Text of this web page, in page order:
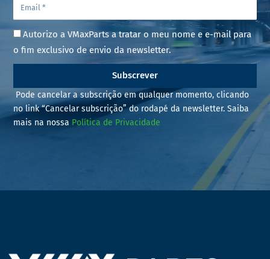
Autorizo a VMaxParts a tratar o meu nome e e-mail para
o fim exclusivo de envio da newsletter.
Subscrever
Pode cancelar a subscrição em qualquer momento, clicando
no link “Cancelar subscrição” do rodapé da newsletter. Saiba
mais na nossa Política de Privacidade